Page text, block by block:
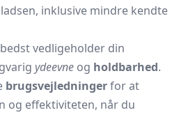
inklusive mindre kendte
vedligeholder din
ydeevne og holdbarhed.
brugsvejledningerfor at
og effektiviteten, når du